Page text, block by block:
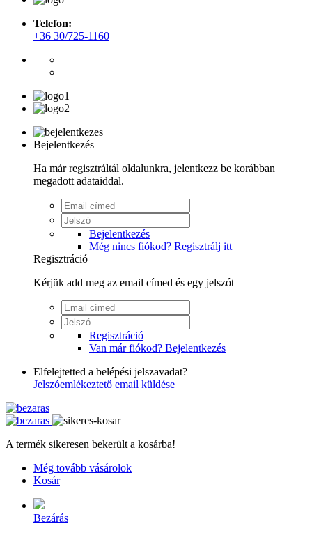
Telefon:
+36 30/725-1160
Bejelentkezés
Ha már regisztráltál oldalunkra, jelentkezz be korábban
megadott adataiddal.
Bejelentkezés
Még nincs fiókod? Regisztrálj itt
Regisztráció
Kérjük add meg az email címed és egy jelszót
Regisztráció
Van már fiókod? Bejelentkezés
Elfelejtetted a belépési jelszavadat?
Jelszóemlékeztető email küldése
A termék sikeresen bekerült a kosárba!
Még tovább vásárolok
Kosár
Bezárás